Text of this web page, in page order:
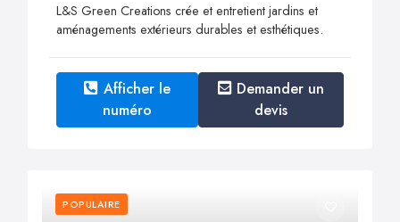
L&S Green Creations crée et entretient jardins et
aménagements extérieurs durables et esthétiques.
Afficher le
numéro
Demander un
devis
POPULAIRE